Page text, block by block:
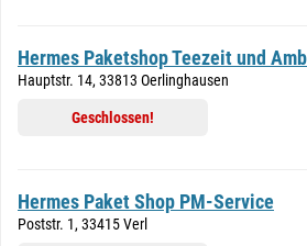
Hermes Paketshop Teezeit und
Hauptstr. 14, 33813 Oerlinghausen
Geschlossen!
Hermes Paket Shop PM-Service
Poststr. 1, 33415 Verl